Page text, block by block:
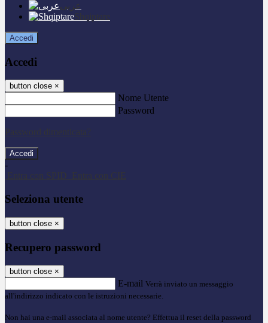
عربى
Shqiptare
Accedi
Accedi
button close ×
Nome Utente
Password
Password dimenticata?
-
Entra con SPID
Entra con CIE
Seleziona utente
button close ×
Recupero password
button close ×
E-mail Verrà inviato un messaggio
all'indirizzo indicato con le istruzioni necessarie.
Non hai una e-mail associata al nome utente? Effettua il reset della password